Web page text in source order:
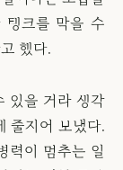
탱크를 막을 수
했다.
있을 거라 생각
줄지어 보냈다.
력이 멈추는 일